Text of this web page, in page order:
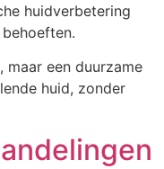
huidverbetering
maar een duurzame
huid, zonder